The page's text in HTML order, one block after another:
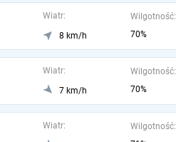
Wiatr:
8 km/h
Wilgotność:
70%
Wiatr:
7 km/h
Wilgotność:
70%
Wiatr:
Wilgotność: